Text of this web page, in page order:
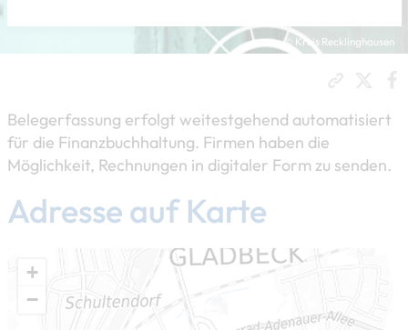
© Kreis Recklinghausen
Belegerfassung erfolgt weitestgehend automatisiert
für die Finanzbuchhaltung. Firmen haben die
Möglichkeit, Rechnungen in digitaler Form zu senden.
Adresse auf Karte
+
−